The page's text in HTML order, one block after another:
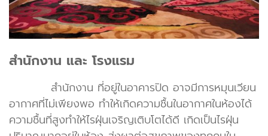
สำนักงาน และ โรงแรม
สำนักงาน ที่อยู่ในอาคารปิด อาจมีการหมุนเวียน
อากาศที่ไม่เพียงพอ ทำให้เกิดความชื้นในอากาศในห้องได้
ความชื้นที่สูงทำให้ไรฝุ่นเจริญเติบโตได้ดี เกิดเป็นไรฝุ่น